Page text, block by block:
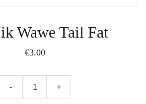
Wawe Tail Fat
€3.00
- +